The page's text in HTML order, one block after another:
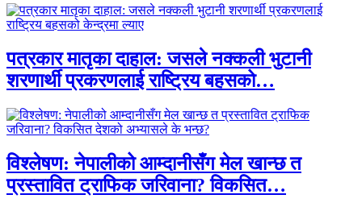
पत्रकार मातृका दाहाल: जसले नक्कली भुटानी
शरणार्थी प्रकरणलाई राष्ट्रिय बहसको…
विश्लेषण: नेपालीको आम्दानीसँग मेल खान्छ त
प्रस्तावित ट्राफिक जरिवाना? विकसित…